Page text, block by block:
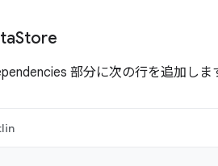
Store
部分に次の行を追加しま